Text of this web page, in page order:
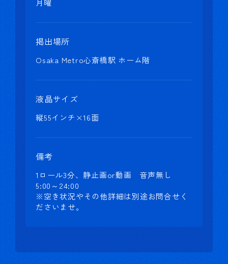
月曜
掲出場所
Osaka Metro心斎橋駅 ホーム階
液晶サイズ
縦55インチ×16面
備考
1ロール3分、静止画or動画 音声無し
5:00～24:00
※空き状況やその他詳細は別途お問合せく
ださいませ。